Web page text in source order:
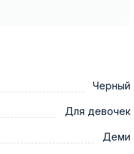
Черный
Для девочек
Деми